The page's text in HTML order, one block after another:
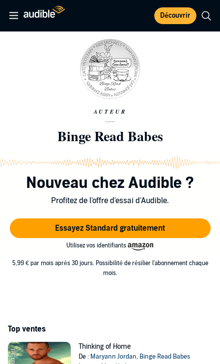
Découvrir
AUTEUR
Binge Read Babes
Nouveau chez Audible ?
Profitez de l'offre d'essai d'Audible.
Essayez Standard gratuitement
Utilisez vos identifiants
5,99 € par mois après 30 jours. Possibilité de résilier l'abonnement chaque
mois.
Top ventes
Thinking of Home
De : Maryann Jordan, Binge Read Babes